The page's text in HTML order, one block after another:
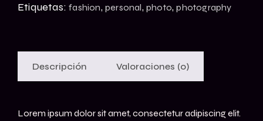
Etiquetas:fashion,personal,photo,photography
Descripción Valoraciones (0)
Lorem ipsum dolor sit amet, consectetur adipiscing elit.